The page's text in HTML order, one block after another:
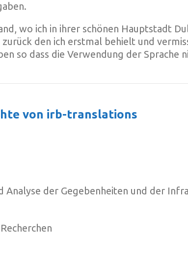
wo ich in ihrer schönen Hauptstadt
den ich erstmal behielt und
so dass die Verwendung der Sprache
von irb-translations
Analyse der Gegebenheiten und der